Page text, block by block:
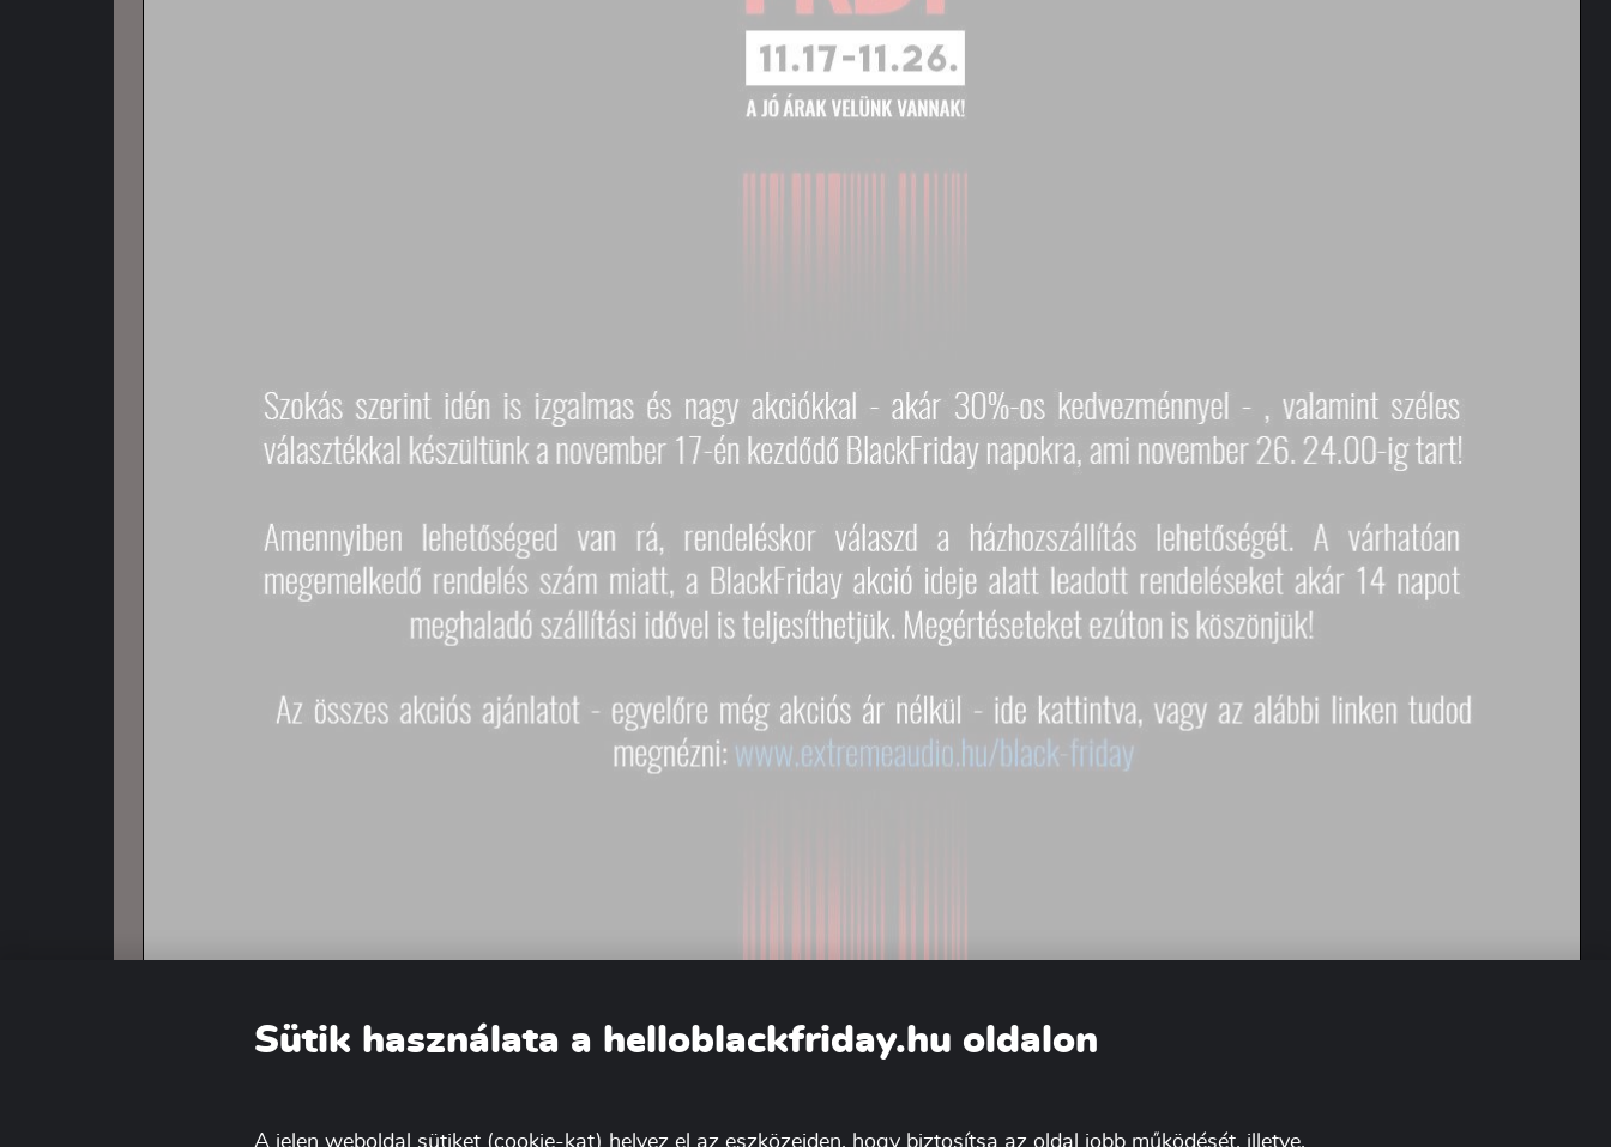
Sütik használata a helloblackfriday.hu oldalon
A jelen weboldal sütiket (cookie-kat) helyez el az eszközeiden, hogy biztosítsa az oldal jobb működését, illetve,